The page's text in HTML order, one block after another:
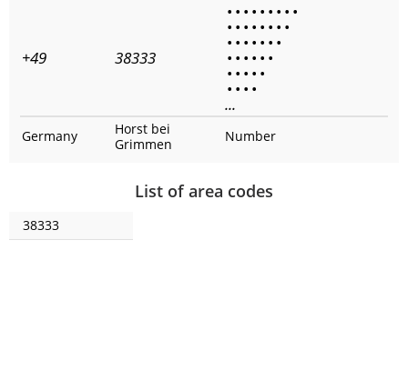
+49 38333
• • • • • • • • •
• • • • • • • •
• • • • • • •
• • • • • •
• • • • •
• • • •
...
Germany
Horst bei
Grimmen
Number
List of area codes
38333